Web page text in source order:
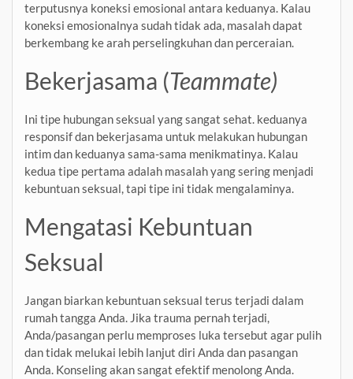
terputusnya koneksi emosional antara keduanya. Kalau
koneksi emosionalnya sudah tidak ada, masalah dapat
berkembang ke arah perselingkuhan dan perceraian.
Bekerjasama (Teammate)
Ini tipe hubungan seksual yang sangat sehat. keduanya
responsif dan bekerjasama untuk melakukan hubungan
intim dan keduanya sama-sama menikmatinya. Kalau
kedua tipe pertama adalah masalah yang sering menjadi
kebuntuan seksual, tapi tipe ini tidak mengalaminya.
Mengatasi Kebuntuan
Seksual
Jangan biarkan kebuntuan seksual terus terjadi dalam
rumah tangga Anda. Jika trauma pernah terjadi,
Anda/pasangan perlu memproses luka tersebut agar pulih
dan tidak melukai lebih lanjut diri Anda dan pasangan
Anda. Konseling akan sangat efektif menolong Anda.